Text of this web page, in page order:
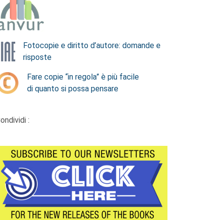
Fotocopie e diritto d’autore: domande e
risposte
Fare copie “in regola” è più facile
di quanto si possa pensare
: